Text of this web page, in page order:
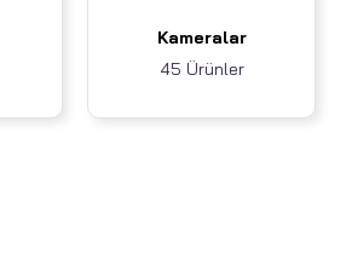
Kameralar
45 Ürünler